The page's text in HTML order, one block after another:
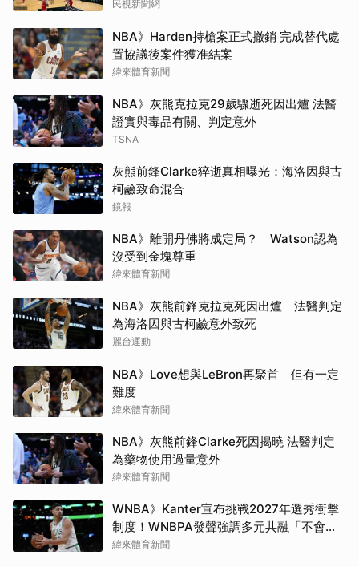
民視新聞網
NBA》Harden持槍案正式撤銷 完成替代處
置協議後案件獲准結案
緯來體育新聞
NBA》灰熊克拉克29歲驟逝死因出爐 法醫
證實與毒品有關、判定意外
TSNA
灰熊前鋒Clarke猝逝真相曝光：海洛因與古
柯鹼致命混合
鏡報
NBA》離開丹佛將成定局？ Watson認為
沒受到金塊尊重
緯來體育新聞
NBA》灰熊前鋒克拉克死因出爐 法醫判定
為海洛因與古柯鹼意外致死
麗台運動
NBA》Love想與LeBron再聚首 但有一定
難度
緯來體育新聞
NBA》灰熊前鋒Clarke死因揭曉 法醫判定
為藥物使用過量意外
緯來體育新聞
WNBA》Kanter宣布挑戰2027年選秀衝擊
制度！WNBPA發聲強調多元共融「不會成
為政治棋子」
緯來體育新聞